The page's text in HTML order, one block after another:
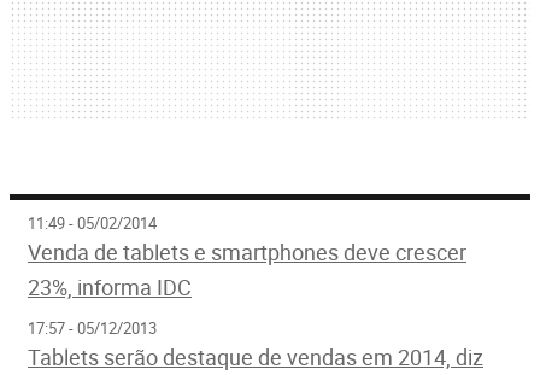
11:49 - 05/02/2014
Venda de tablets e smartphones deve crescer
23%, informa IDC
17:57 - 05/12/2013
Tablets serão destaque de vendas em 2014, diz